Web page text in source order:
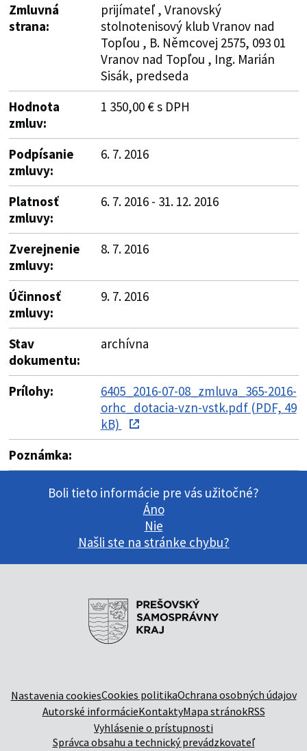
Zmluvná
strana:
prijímateľ , Vranovský
stolnotenisový klub Vranov nad
Topľou , B. Němcovej 2575, 093 01
Vranov nad Topľou , Ing. Marián
Sisák, predseda
Hodnota
zmluv:
1 350,00 € s DPH
Podpísanie
zmluvy:
6. 7. 2016
Platnosť
zmluvy:
6. 7. 2016 - 31. 12. 2016
Zverejnenie
zmluvy:
8. 7. 2016
Účinnosť
zmluvy:
9. 7. 2016
Stav
dokumentu:
archívna
Prílohy:
6405_2016-07-08_zmluva_365-2016-
orhc_dotacia-vzn-vstk.pdf (PDF, 49
kB)
Poznámka:
Boli tieto informácie pre vás užitočné?
Áno
Nie
Našli ste na stránke chybu?
Nastavenia cookiesCookies politikaOchrana osobných údajov
Autorské informácieKontaktyMapa stránokRSS
Vyhlásenie o prístupnosti
Správca obsahu a technický prevádzkovateľ